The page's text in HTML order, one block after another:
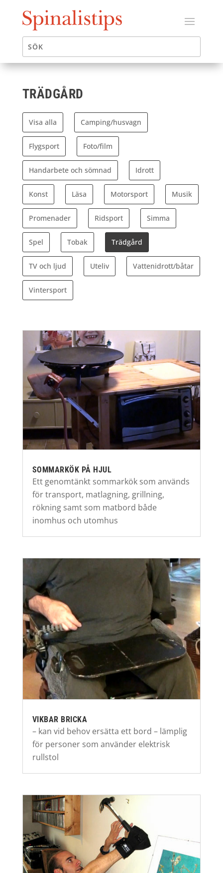
TRÄDGÅRD
Visa alla Camping/husvagn
Flygsport Foto/film
Handarbete och sömnad Idrott
Konst Läsa Motorsport Musik
Promenader Ridsport Simma
Spel Tobak Trädgård
TV och ljud Uteliv Vattenidrott/båtar
Vintersport
SOMMARKÖK PÅ HJUL
Ett genomtänkt sommarkök som används
för transport, matlagning, grillning,
rökning samt som matbord både
inomhus och utomhus
VIKBAR BRICKA
– kan vid behov ersätta ett bord – lämplig
för personer som använder elektrisk
rullstol